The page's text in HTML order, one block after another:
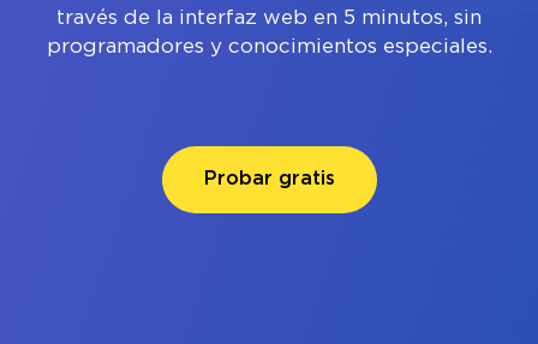
través de la interfaz web en 5 minutos, sin
programadores y conocimientos especiales.
Probar gratis